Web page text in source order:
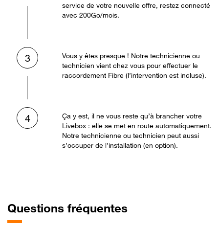
service de votre nouvelle offre, restez connecté
avec 200Go/mois.
3
Vous y êtes presque ! Notre technicienne ou
technicien vient chez vous pour effectuer le
raccordement Fibre (l’intervention est incluse).
4
Ça y est, il ne vous reste qu’à brancher votre
Livebox : elle se met en route automatiquement.
Notre technicienne ou technicien peut aussi
s’occuper de l’installation (en option).
Questions fréquentes